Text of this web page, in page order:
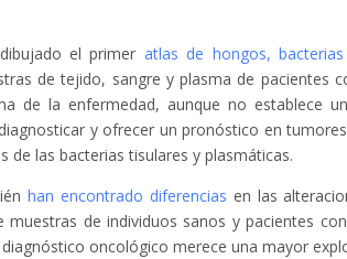
el primer atlas de hongos,
de tejido, sangre y plasma de pacientes
de la enfermedad, aunque no establece
y ofrecer un pronóstico en
de las bacterias tisulares y plasmáticas.
han encontrado diferencias en las
muestras de individuos sanos y pacientes
oncológico merece una mayor